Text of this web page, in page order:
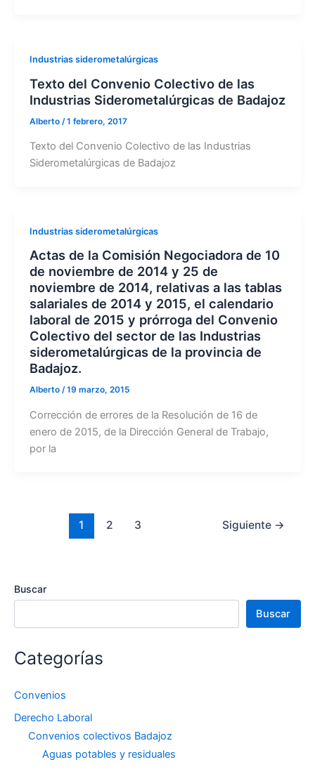
Industrias siderometalúrgicas
Texto del Convenio Colectivo de las
Industrias Siderometalúrgicas de Badajoz
Alberto /1 febrero, 2017
Texto del Convenio Colectivo de las Industrias
Siderometalúrgicas de Badajoz
Industrias siderometalúrgicas
Actas de la Comisión Negociadora de 10
de noviembre de 2014 y 25 de
noviembre de 2014, relativas a las tablas
salariales de 2014 y 2015, el calendario
laboral de 2015 y prórroga del Convenio
Colectivo del sector de las Industrias
siderometalúrgicas de la provincia de
Badajoz.
Alberto /19 marzo, 2015
Corrección de errores de la Resolución de 16 de
enero de 2015, de la Dirección General de Trabajo,
por la
1 2 3 Siguiente →
Buscar
Buscar
Categorías
Convenios
Derecho Laboral
Convenios colectivos Badajoz
Aguas potables y residuales